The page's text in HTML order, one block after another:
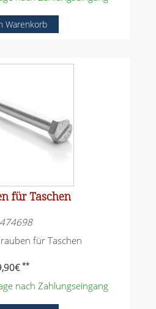
für Taschen
für Taschen
€ **
nach Zahlungseingang